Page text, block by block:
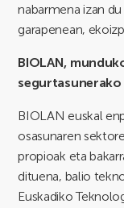
nabarmena izan
garapenean,
BIOLAN,
BIOLAN euskal
osasunaren
propioak eta
dituena, balio
Euskadiko